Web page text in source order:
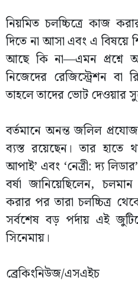
নিয়মিত চলচ্চিত্রে কাজ
দিতে না আসা এবং এ বিষয়ে
আছে কি না—এমন প্রশ্নে
নিজেদের রেজিস্ট্রেশন বা
তাহলে তাদের ভোট দেওয়ার
বর্তমানে অনন্ত জলিল
ব্যস্ত রয়েছেন। তার হাতে
আপাই’ এবং ‘নেত্রী: দ্য
বর্ষা জানিয়েছিলেন,
করার পর তারা চলচ্চিত্র
সর্বশেষ বড় পর্দায় এই
সিনেমায়।
ব্রেকিংনিউজ/এসএইচ